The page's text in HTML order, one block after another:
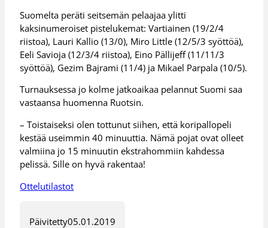
Suomelta peräti seitsemän pelaajaa ylitti
kaksinumeroiset pistelukemat: Vartiainen (19/2/4
riistoa), Lauri Kallio (13/0), Miro Little (12/5/3 syöttöä),
Eeli Savioja (12/3/4 riistoa), Eino Pällijeff (11/11/3
syöttöä), Gezim Bajrami (11/4) ja Mikael Parpala (10/5).
Turnauksessa jo kolme jatkoaikaa pelannut Suomi saa
vastaansa huomenna Ruotsin.
– Toistaiseksi olen tottunut siihen, että koripallopeli
kestää useimmin 40 minuuttia. Nämä pojat ovat olleet
valmiina jo 15 minuutin ekstrahommiin kahdessa
pelissä. Sille on hyvä rakentaa!
Ottelutilastot
Päivitetty05.01.2019